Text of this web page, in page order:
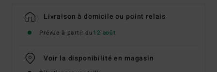
Livraison à domicile ou point relais
Prévue à partir du12 août
Voir la disponibilité en magasin